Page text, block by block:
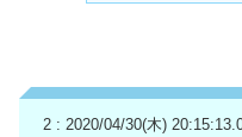
2 : 2020/04/30(木)